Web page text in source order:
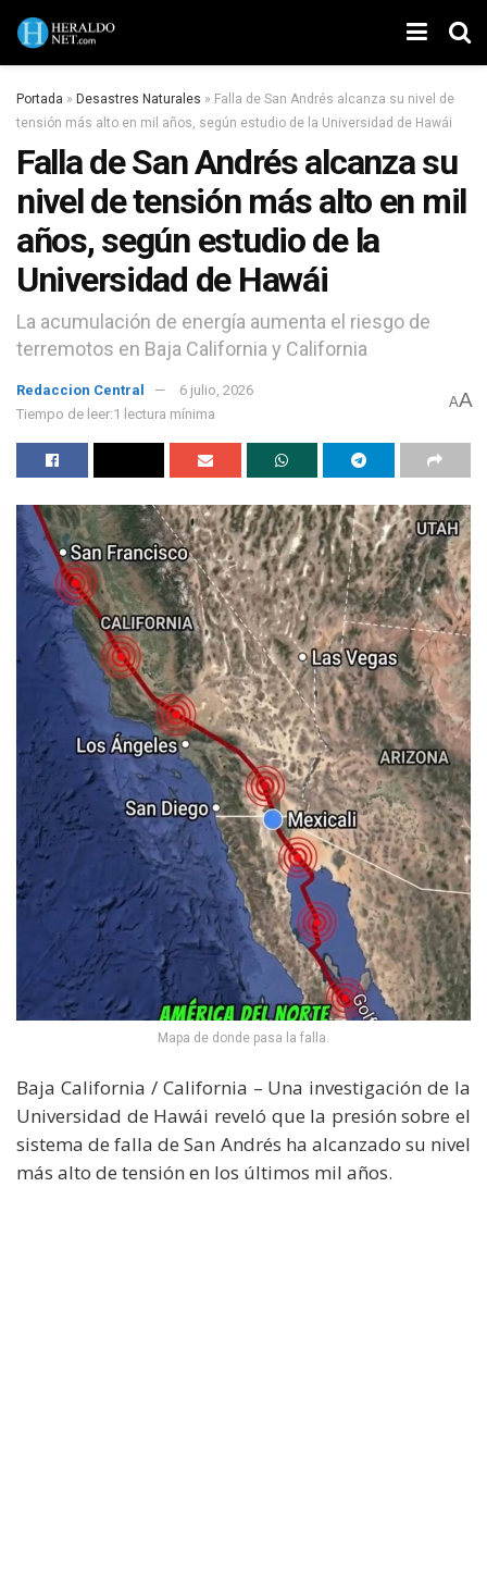
Portada » Desastres Naturales » Falla de San Andrés alcanza su nivel de
tensión más alto en mil años, según estudio de la Universidad de Hawái
Falla de San Andrés alcanza su
nivel de tensión más alto en mil
años, según estudio de la
Universidad de Hawái
La acumulación de energía aumenta el riesgo de
terremotos en Baja California y California
Redaccion Central
6 julio, 2026
Tiempo de leer:1 lectura mínima
AA
Mapa de donde pasa la falla.
Baja California / California – Una investigación de la
Universidad de Hawái reveló que la presión sobre el
sistema de falla de San Andrés ha alcanzado su nivel
más alto de tensión en los últimos mil años.